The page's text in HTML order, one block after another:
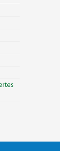
external)